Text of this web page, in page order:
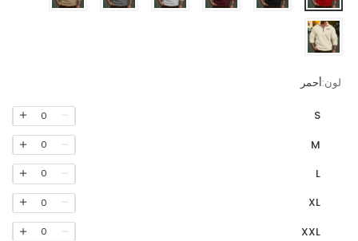
لون:أحمر
S
0
M
0
L
0
XL
0
XXL
0